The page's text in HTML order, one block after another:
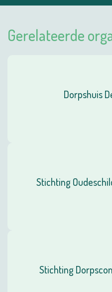
Gerelateerde
Dorpshuis
Stichting
Stichting